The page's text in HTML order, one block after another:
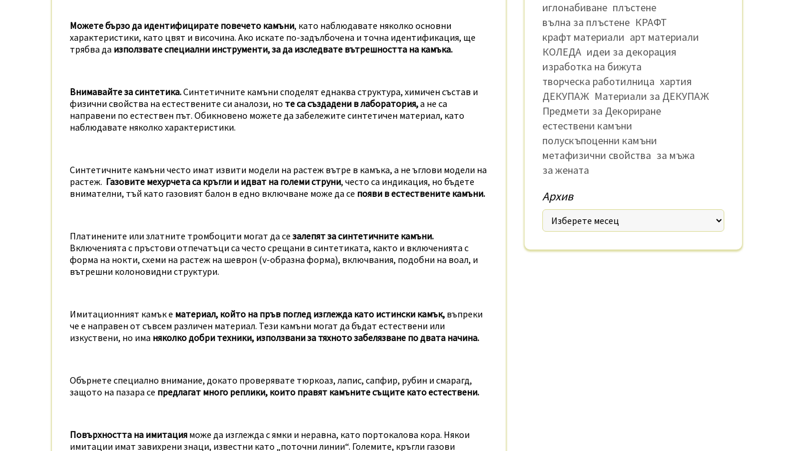
Можете бързо да идентифицирате повечето камъни, като наблюдавате няколко основни
характеристики, като цвят и височина. Ако искате по-задълбочена и точна идентификация, ще
трябва да използвате специални инструменти, за да изследвате вътрешността на камъка.
Внимавайте за синтетика.Синтетичните камъни споделят еднаква структура, химичен състав и
физични свойства на естествените си аналози, но те са създадени в лаборатория,а не са
направени по естествен път. Обикновено можете да забележите синтетичен материал, като
наблюдавате няколко характеристики.
Синтетичните камъни често имат извити модели на растеж вътре в камъка, а не ъглови модели на
растеж. Газовите мехурчета са кръгли и идват на големи струни, често са индикация, но бъдете
внимателни, тъй като газовият балон в едно включване може да се появи в естествените камъни.
Платинените или златните тромбоцити могат да се залепят за синтетичните камъни.
Включенията с пръстови отпечатъци са често срещани в синтетиката, както и включенията с
форма на нокти, схеми на растеж на шеврон (v-образна форма), включвания, подобни на воал, и
вътрешни колоновидни структури.
Имитационният камък е материал, който на пръв поглед изглежда като истински камък, въпреки
че е направен от съвсем различен материал. Тези камъни могат да бъдат естествени или
изкуствени, но има няколко добри техники, използвани за тяхното забелязване по двата начина.
Обърнете специално внимание, докато проверявате тюркоаз, лапис, сапфир, рубин и смарагд,
защото на пазара се предлагат много реплики, които правят камъните същите като естествени.
Повърхността на имитация може да изглежда с ямки и неравна, като портокалова кора. Някои
имитации имат завихрени знаци, известни като „поточни линии“. Големите, кръгли газови
иглонабиване плъстене
вълна за плъстене КРАФТ
крафт материали арт материали
КОЛЕДА идеи за декорация
изработка на бижута
творческа работилница хартия
ДЕКУПАЖ Материали за ДЕКУПАЖ
Предмети за Декориране
естествени камъни
полускъпоценни камъни
метафизични свойства за мъжа
за жената
Архив